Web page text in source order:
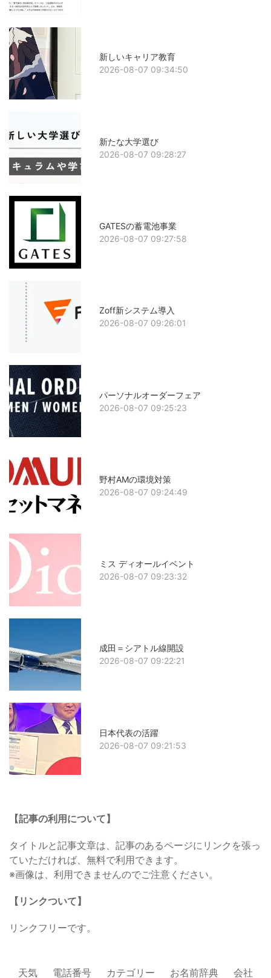
新しいキャリア教育
2026-08-07 09:34:50
新たな大学選び
2026-08-07 09:28:27
GATESの蓄電池事業
2026-08-07 09:27:58
Zoff新システム導入
2026-08-07 09:26:01
パーソナルオーダーフェア
2026-08-07 09:25:23
野村AMの環境対策
2026-08-07 09:24:49
ミス ディオールイベント
2026-08-07 09:23:32
成田＝シアトル線開設
2026-08-07 09:22:21
日本代表の活躍
2026-08-07 09:21:53
【記事の利用について】
タイトルと記事文章は、記事のあるページにリンクを張っ
ていただければ、無料で利用できます。
※画像は、利用できませんのでご注意ください。
【リンクついて】
リンクフリーです。
天気 電話番号 カテゴリー お名前辞典 会社